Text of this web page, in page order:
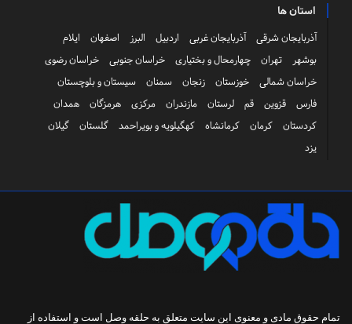
استان ها
آذربایجان شرقی آذربایجان غربی اردبیل البرز اصفهان
ایلام
بوشهر
تهران چهارمحال و بختیاری خراسان جنوبی
خراسان رضوی
خراسان شمالی
خوزستان زنجان سمنان
سیستان و بلوچستان
فارس
قزوین قم لرستان مازندران مرکزی هرمزگان
همدان
کردستان
کرمان کرمانشاه کهگیلویه و بویراحمد گلستان
گیلان
یزد
تمام حقوق مادی و معنوی این سایت متعلق به حلقه وصل است و استفاده از